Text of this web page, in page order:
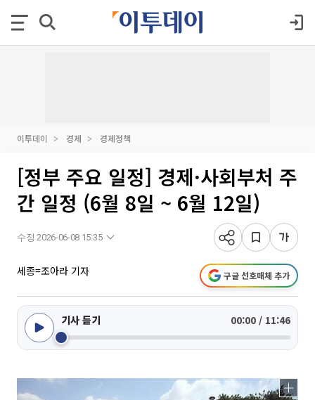
이투데이 경제 경제정책
[정부 주요 일정] 경제·사회부처 주
간 일정 (6월 8일 ~ 6월 12일)
수정 2026-06-08 15:35
세종=조아라 기자 구글 선호매체 추가
기사 듣기 00:00 / 11:46